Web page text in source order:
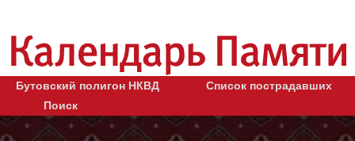
Бутовский полигон НКВД
Список пострадавших
Поиск